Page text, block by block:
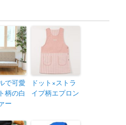
で可愛
柄の白
ー
ドット×ストラ
イプ柄エプロン